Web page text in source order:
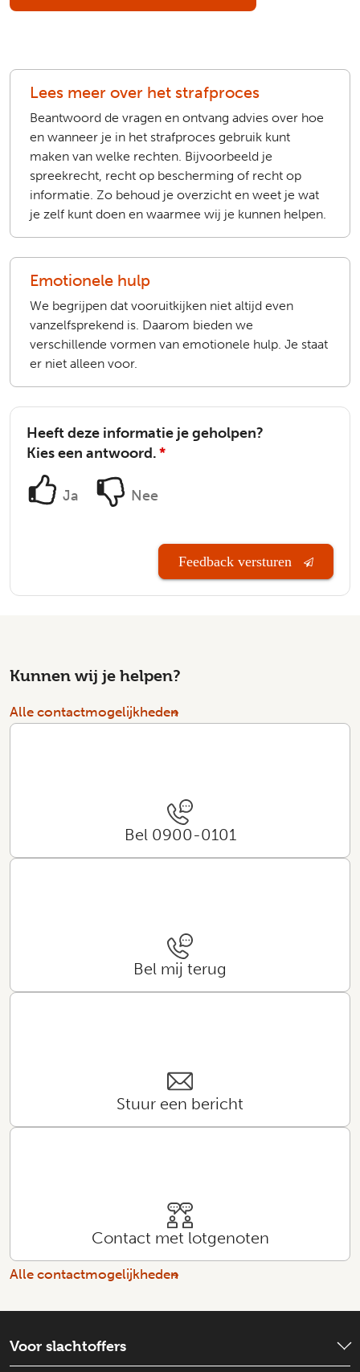
Lees meer over het strafproces
Beantwoord de vragen en ontvang advies over hoe
en wanneer je in het strafproces gebruik kunt
maken van welke rechten. Bijvoorbeeld je
spreekrecht, recht op bescherming of recht op
informatie. Zo behoud je overzicht en weet je wat
je zelf kunt doen en waarmee wij je kunnen helpen.
Emotionele hulp
We begrijpen dat vooruitkijken niet altijd even
vanzelfsprekend is. Daarom bieden we
verschillende vormen van emotionele hulp. Je staat
er niet alleen voor.
Heeft deze informatie je geholpen?
Kies een antwoord.*
Ja Nee
Feedback versturen
Kunnen wij je helpen?
Alle contactmogelijkheden
Bel 0900-0101
Bel mij terug
Stuur een bericht
Contact met lotgenoten
Alle contactmogelijkheden
Voor slachtoffers